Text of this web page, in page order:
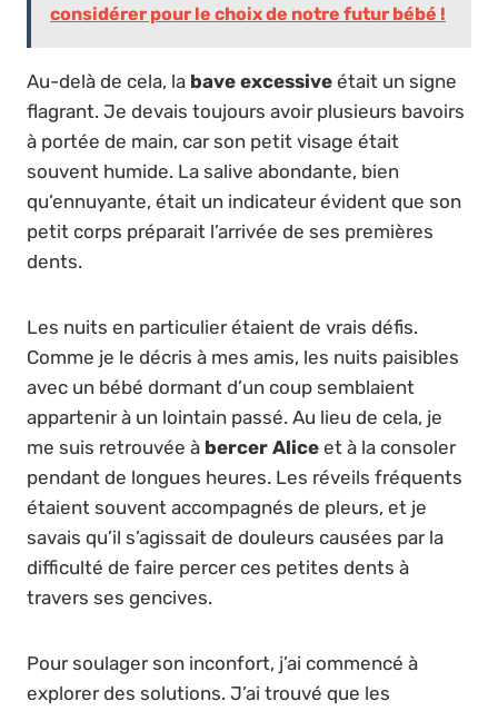
considérer pour le choix de notre futur bébé !
Au-delà de cela, la bave excessive était un signe
flagrant. Je devais toujours avoir plusieurs bavoirs
à portée de main, car son petit visage était
souvent humide. La salive abondante, bien
qu’ennuyante, était un indicateur évident que son
petit corps préparait l’arrivée de ses premières
dents.
Les nuits en particulier étaient de vrais défis.
Comme je le décris à mes amis, les nuits paisibles
avec un bébé dormant d’un coup semblaient
appartenir à un lointain passé. Au lieu de cela, je
me suis retrouvée à bercer Alice et à la consoler
pendant de longues heures. Les réveils fréquents
étaient souvent accompagnés de pleurs, et je
savais qu’il s’agissait de douleurs causées par la
difficulté de faire percer ces petites dents à
travers ses gencives.
Pour soulager son inconfort, j’ai commencé à
explorer des solutions. J’ai trouvé que les